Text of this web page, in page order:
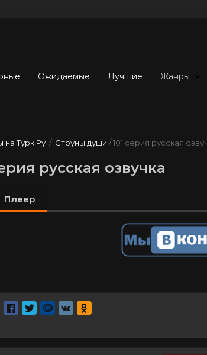
Ожидаемые Лучшие Жанры
на Турк Ру / Струны души / 101 серия русская
русская озвучка
Плеер